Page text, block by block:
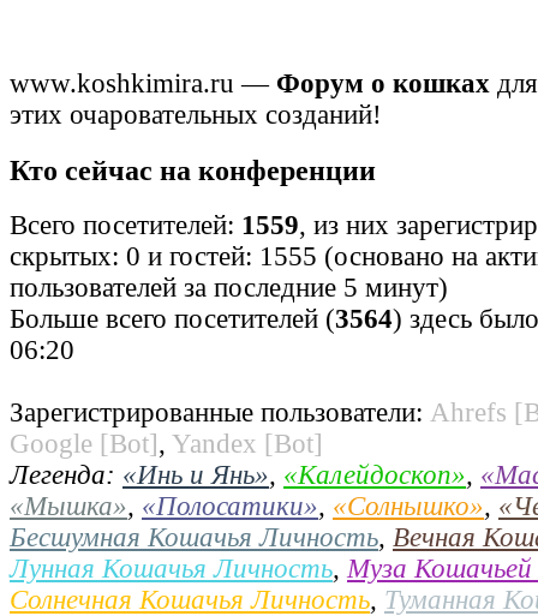
www.koshkimira.ru — Форум о кошках
этих очаровательных созданий!
Кто сейчас на конференции
Всего посетителей: 1559, из них
скрытых: 0 и гостей: 1555 (основано на
пользователей за последние 5 минут)
Больше всего посетителей (3564) здесь
06:20
Зарегистрированные пользователи: Ahrefs
Google [Bot], Yandex [Bot]
Легенда: «Инь и Янь», «Калейдоскоп»,
«Мышка», «Полосатики», «Солнышко»,
Бесшумная Кошачья Личность, Вечная
Лунная Кошачья Личность, Муза
Солнечная Кошачья Личность, Туманная